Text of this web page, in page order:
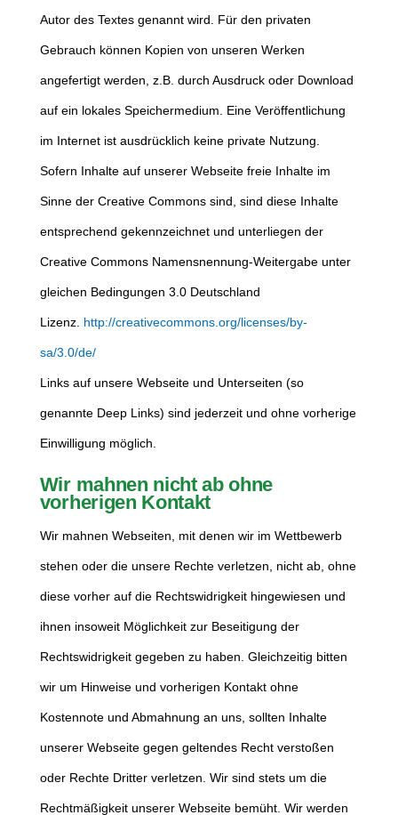
Autor des Textes genannt wird. Für den privaten
Gebrauch können Kopien von unseren Werken
angefertigt werden, z.B. durch Ausdruck oder Download
auf ein lokales Speichermedium. Eine Veröffentlichung
im Internet ist ausdrücklich keine private Nutzung.
Sofern Inhalte auf unserer Webseite freie Inhalte im
Sinne der Creative Commons sind, sind diese Inhalte
entsprechend gekennzeichnet und unterliegen der
Creative Commons Namensnennung-Weitergabe unter
gleichen Bedingungen 3.0 Deutschland
Lizenz. http://creativecommons.org/licenses/by-
sa/3.0/de/
Links auf unsere Webseite und Unterseiten (so
genannte Deep Links) sind jederzeit und ohne vorherige
Einwilligung möglich.
Wir mahnen nicht ab ohne
vorherigen Kontakt
Wir mahnen Webseiten, mit denen wir im Wettbewerb
stehen oder die unsere Rechte verletzen, nicht ab, ohne
diese vorher auf die Rechtswidrigkeit hingewiesen und
ihnen insoweit Möglichkeit zur Beseitigung der
Rechtswidrigkeit gegeben zu haben. Gleichzeitig bitten
wir um Hinweise und vorherigen Kontakt ohne
Kostennote und Abmahnung an uns, sollten Inhalte
unserer Webseite gegen geltendes Recht verstoßen
oder Rechte Dritter verletzen. Wir sind stets um die
Rechtmäßigkeit unserer Webseite bemüht. Wir werden